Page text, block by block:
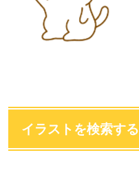
イラストを検索する